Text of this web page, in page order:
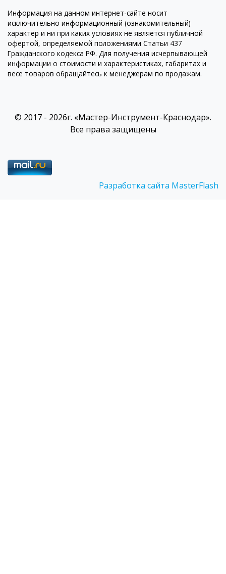
Информация на данном интернет-сайте носит
исключительно информационный (ознакомительный)
характер и ни при каких условиях не является публичной
офертой, определяемой положениями Статьи 437
Гражданского кодекса РФ. Для получения исчерпывающей
информации о стоимости и характеристиках, габаритах и
весе товаров обращайтесь к менеджерам по продажам.
© 2017 - 2026г. «Мастер-Инструмент-Краснодар».
Все права защищены
Разработка сайта MasterFlash